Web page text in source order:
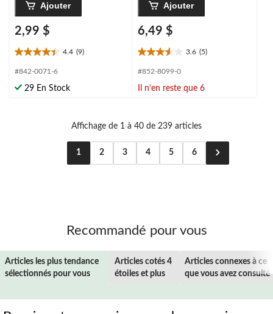
Ajouter
2,99 $
4.4 (9)
4.4
étoile(s)
5.
#842-0071-6
29 En Stock
Ajouter
6,49 $
3.6 (5)
3.6
étoile(s)
5.
#852-8099-0
Il n’en reste que 6
Affichage de 1 à 40 de 239 articles
1 2 3 4 5 6
Recommandé pour vous
Articles les plus tendance
sélectionnés pour vous
Articles cotés 4
étoiles et plus
Articles connexes à ce
que vous avez consulté